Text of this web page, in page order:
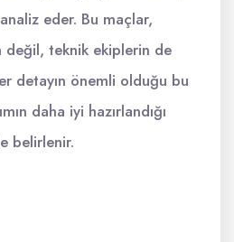
eder. Bu maçlar,
değil, teknik ekiplerin de
detayın önemli olduğu bu
daha iyi hazırlandığı
belirlenir.